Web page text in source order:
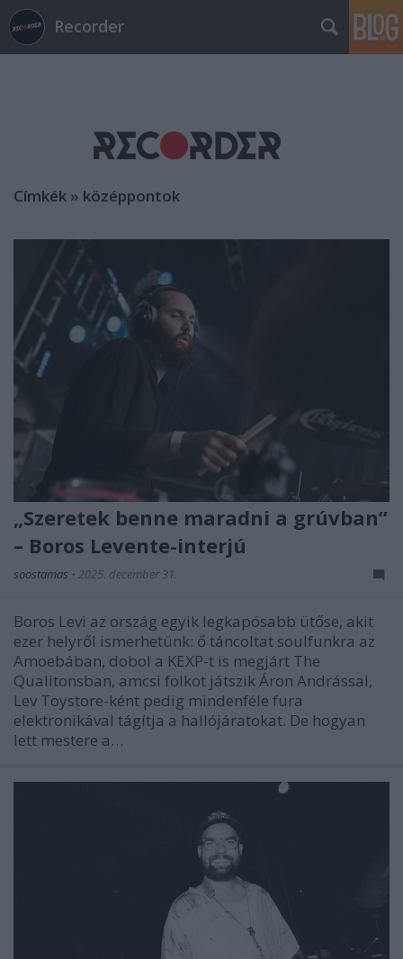
Recorder
Címkék » középpontok
„Szeretek benne maradni a grúvban”
– Boros Levente-interjú
soostamas • 2025. december 31.
Boros Levi az ország egyik legkapósabb ütőse, akit
ezer helyről ismerhetünk: ő táncoltat soulfunkra az
Amoebában, dobol a KEXP-t is megjárt The
Qualitonsban, amcsi folkot játszik Áron Andrással,
Lev Toystore-ként pedig mindenféle fura
elektronikával tágítja a hallójáratokat. De hogyan
lett mestere a…